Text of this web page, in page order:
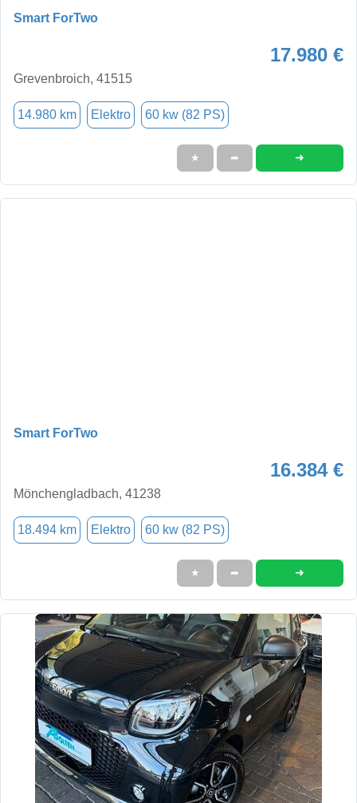
Smart ForTwo
17.980 €
Grevenbroich, 41515
14.980 km Elektro 60 kw (82 PS)
★ ➦ ➜
Smart ForTwo
16.384 €
Mönchengladbach, 41238
18.494 km Elektro 60 kw (82 PS)
★ ➦ ➜